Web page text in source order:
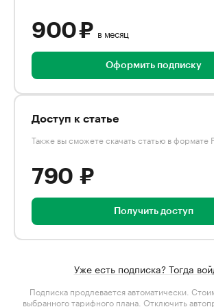
900 ₽ в месяц
Оформить подписку
Доступ к статье
Также вы сможете скачать статью в формате
790 ₽
Получить доступ
Уже есть подписка? Тогда
Подписка продлевается автоматически.
выбранного тарифного плана . Отключить